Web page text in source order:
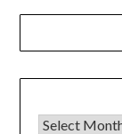
Arsip